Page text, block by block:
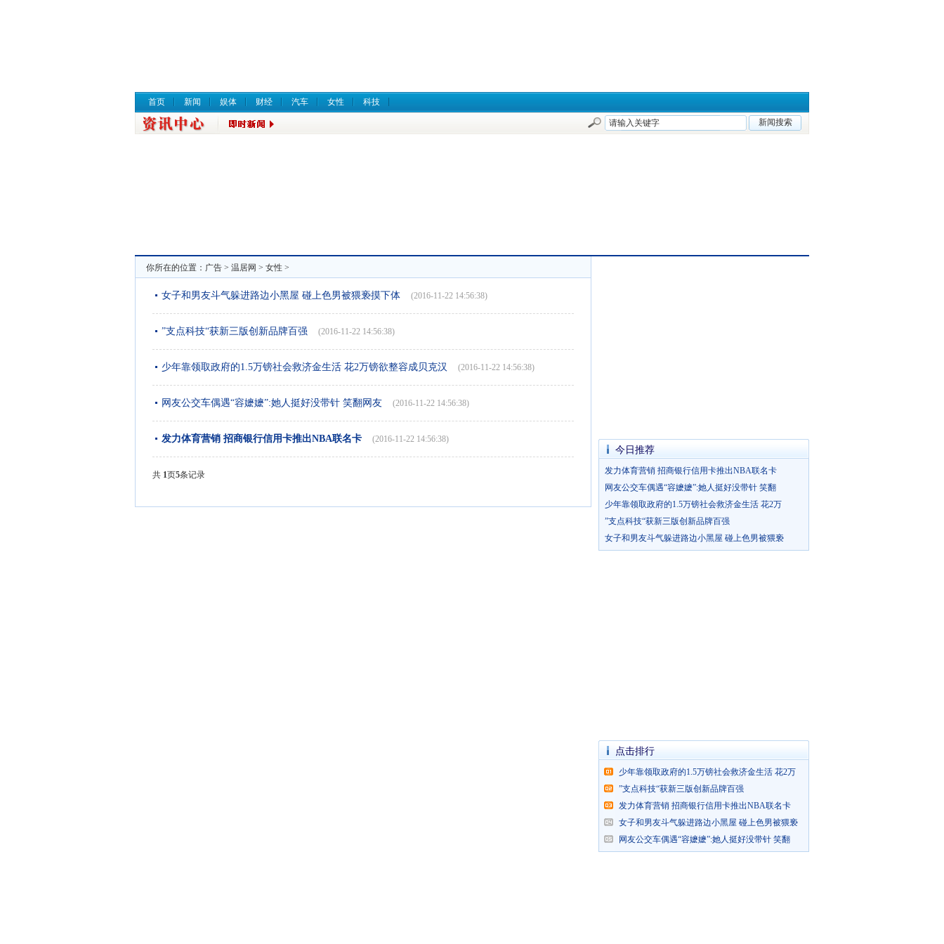
首页 新闻 娱体 财经 汽车 女性 科技
你所在的位置： 广告 > 温居网 > 女性 >
女子和男友斗气躲进路边小黑屋 碰上色男被猥亵摸下体 (2016-11-22 14:56:38)
”支点科技“获新三版创新品牌百强 (2016-11-22 14:56:38)
少年靠领取政府的1.5万镑社会救济金生活 花2万镑欲整容成贝克汉 (2016-11-22 14:56:38)
网友公交车偶遇“容嬷嬷”:她人挺好没带针 笑翻网友 (2016-11-22 14:56:38)
发力体育营销 招商银行信用卡推出NBA联名卡 (2016-11-22 14:56:38)
共 1页5条记录
今日推荐
发力体育营销 招商银行信用卡推出NBA联名卡
网友公交车偶遇“容嬷嬷”:她人挺好没带针 笑翻
少年靠领取政府的1.5万镑社会救济金生活 花2万
”支点科技“获新三版创新品牌百强
女子和男友斗气躲进路边小黑屋 碰上色男被猥亵
点击排行
少年靠领取政府的1.5万镑社会救济金生活 花2万
”支点科技“获新三版创新品牌百强
发力体育营销 招商银行信用卡推出NBA联名卡
女子和男友斗气躲进路边小黑屋 碰上色男被猥亵
网友公交车偶遇“容嬷嬷”:她人挺好没带针 笑翻